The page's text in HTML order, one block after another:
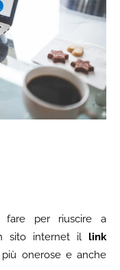
fare per riuscire a
sito internet il link
onerose e anche